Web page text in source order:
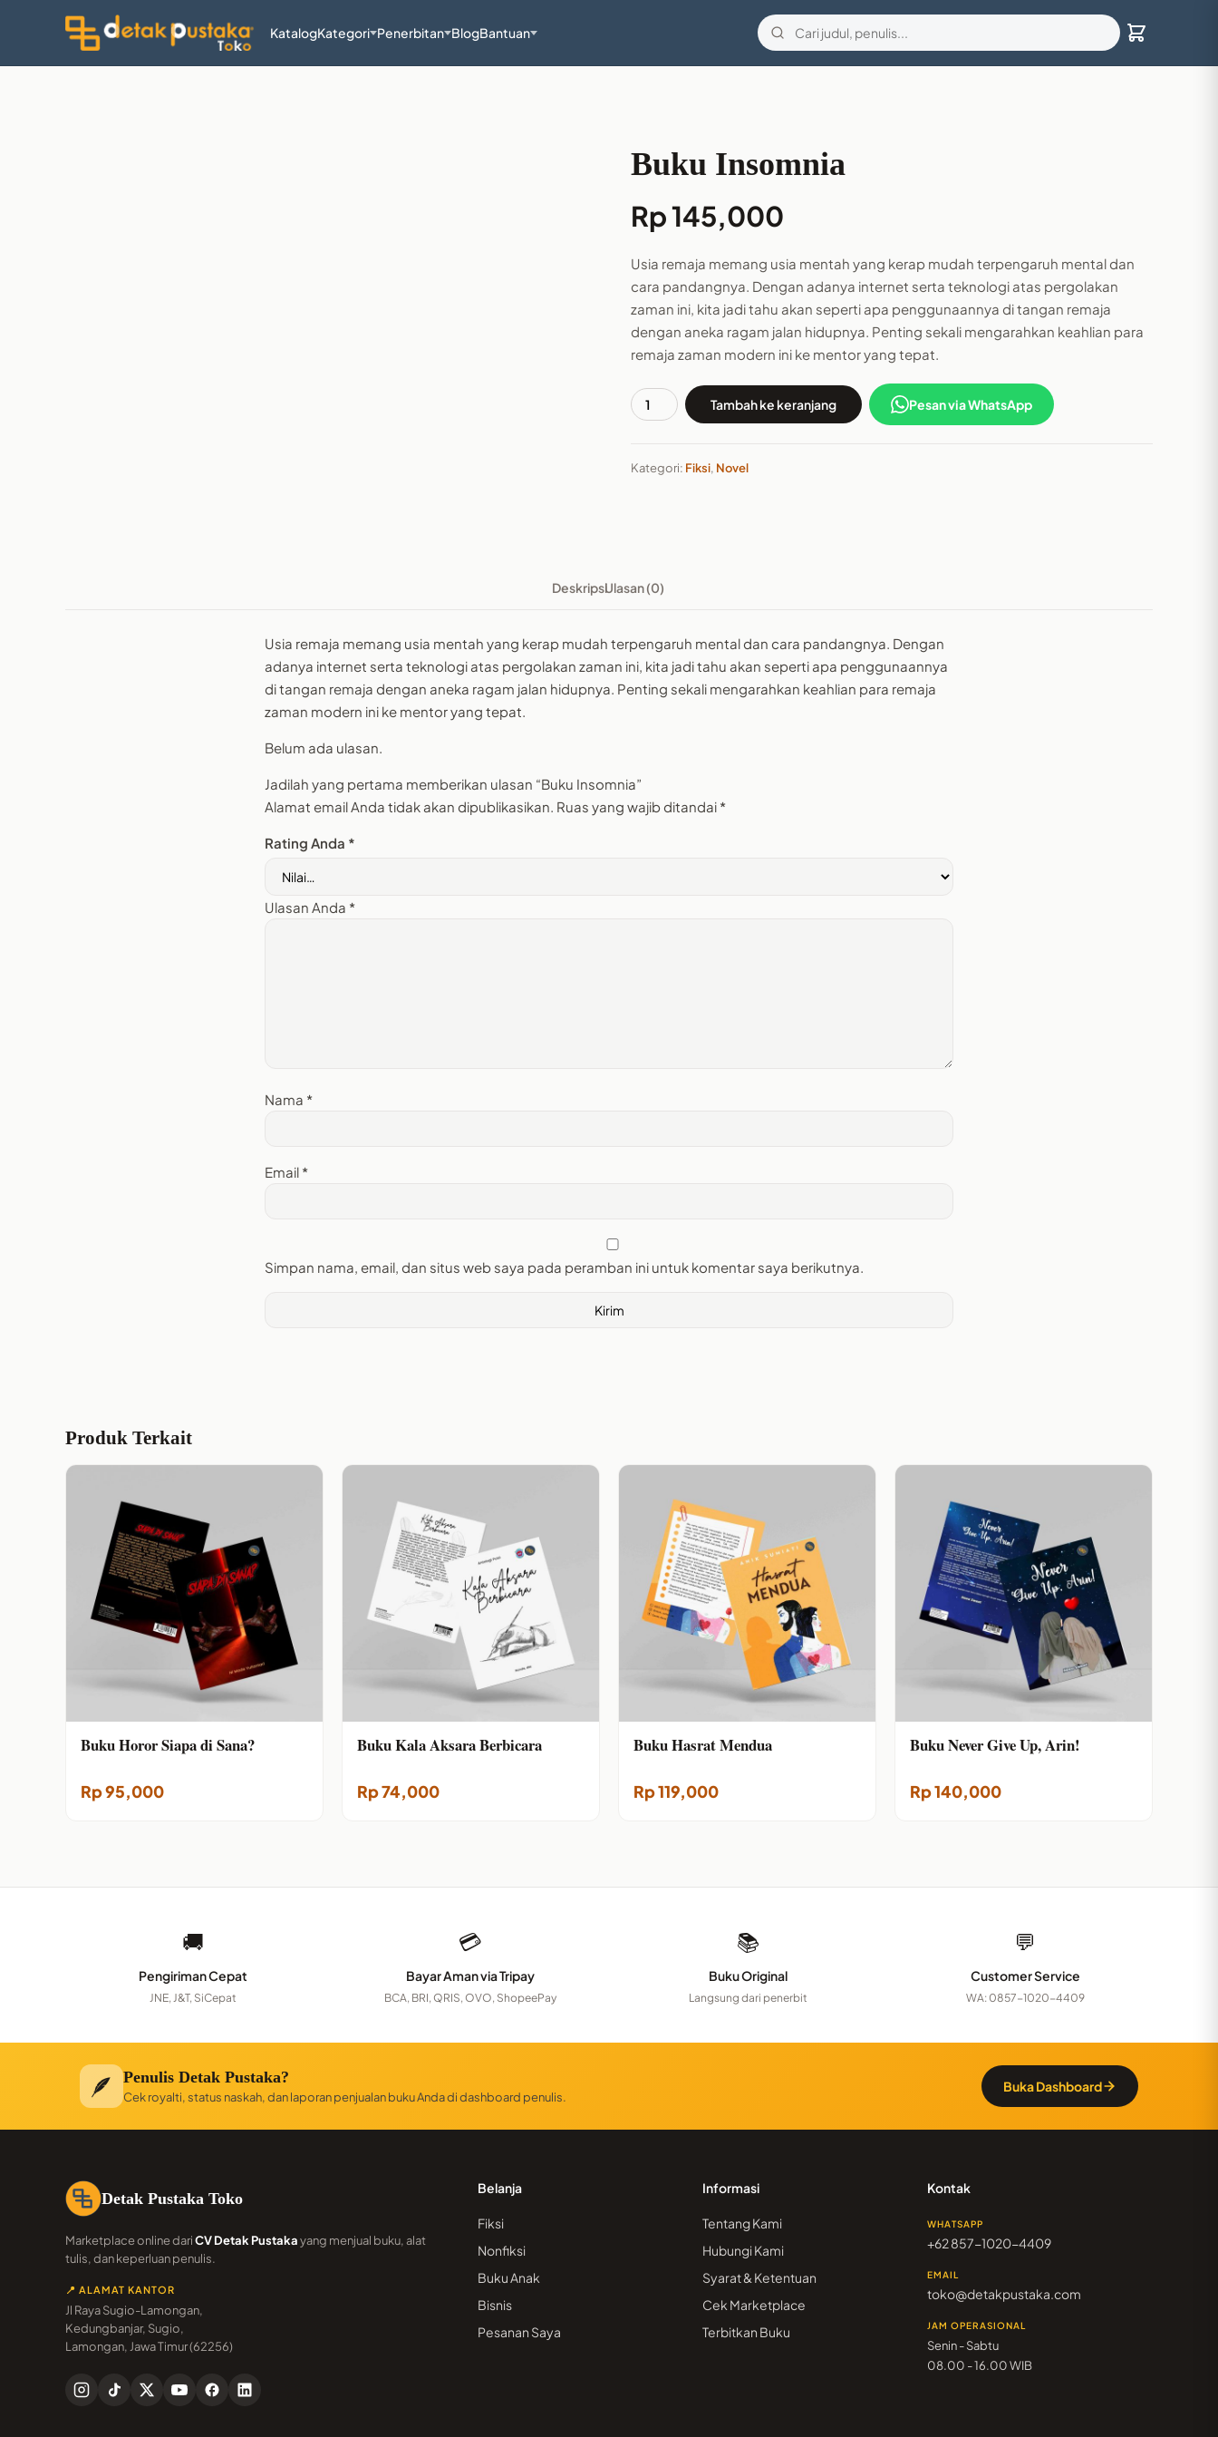
KatalogKategori Penerbitan BlogBantuan
Buku Insomnia
Rp145,000
Usia remaja memang usia mentah yang kerap mudah terpengaruh mental dan
cara pandangnya. Dengan adanya internet serta teknologi atas pergolakan
zaman ini, kita jadi tahu akan seperti apa penggunaannya di tangan remaja
dengan aneka ragam jalan hidupnya. Penting sekali mengarahkan keahlian para
remaja zaman modern ini ke mentor yang tepat.
Kuantitas
Tambah ke keranjang Pesan via WhatsApp
Kategori: Fiksi, Novel
DeskripsiUlasan (0)
Usia remaja memang usia mentah yang kerap mudah terpengaruh mental dan cara pandangnya. Dengan
adanya internet serta teknologi atas pergolakan zaman ini, kita jadi tahu akan seperti apa penggunaannya
di tangan remaja dengan aneka ragam jalan hidupnya. Penting sekali mengarahkan keahlian para remaja
zaman modern ini ke mentor yang tepat.
Belum ada ulasan.
Jadilah yang pertama memberikan ulasan “Buku Insomnia”
Alamat email Anda tidak akan dipublikasikan. Ruas yang wajib ditandai *
Rating Anda *
Ulasan Anda *
Nama *
Email *
Simpan nama, email, dan situs web saya pada peramban ini untuk komentar saya berikutnya.
Produk Terkait
Buku Horor Siapa di Sana?
Rp95,000
Buku Kala Aksara Berbicara
Rp74,000
Buku Hasrat Mendua
Rp119,000
Buku Never Give Up, Arin!
Rp140,000
🚚
Pengiriman Cepat
JNE, J&T, SiCepat
💳
Bayar Aman via Tripay
BCA, BRI, QRIS, OVO, ShopeePay
📚
Buku Original
Langsung dari penerbit
💬
Customer Service
WA: 0857-1020-4409
🪶 Penulis Detak Pustaka?
Cek royalti, status naskah, dan laporan penjualan buku Anda di dashboard penulis.
Buka Dashboard
Detak Pustaka Toko
Marketplace online dariCV Detak Pustakayang menjual buku, alat
tulis, dan keperluan penulis.
📍 ALAMAT KANTOR
Jl Raya Sugio-Lamongan,
Kedungbanjar, Sugio,
Lamongan, Jawa Timur (62256)
Belanja
Fiksi
Nonfiksi
Buku Anak
Bisnis
Pesanan Saya
Informasi
Tentang Kami
Hubungi Kami
Syarat & Ketentuan
Cek Marketplace
Terbitkan Buku
Kontak
WHATSAPP
+62 857-1020-4409
EMAIL
toko@detakpustaka.com
JAM OPERASIONAL
Senin - Sabtu
08.00 - 16.00 WIB